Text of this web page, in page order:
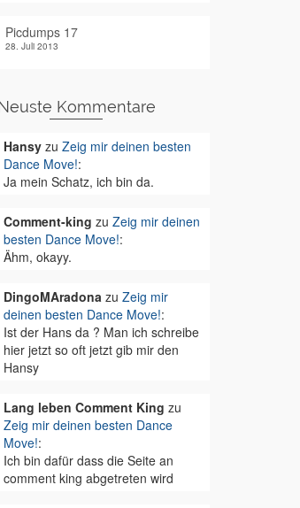
Picdumps 17
28. Juli 2013
Kommentare
Hansyzu Zeig mir deinen besten
Dance Move!:
Ja mein Schatz, ich bin da.
Comment-king zu Zeig mir deinen
besten Dance Move!:
Ähm, okayy.
DingoMAradonazu Zeig mir
deinen besten Dance Move!:
Ist der Hans da ? Man ich schreibe
hier jetzt so oft jetzt gib mir den
Hansy
Lang leben Comment King zu
Zeig mir deinen besten Dance
Move!:
Ich bin dafür dass die Seite an
comment king abgetreten wird